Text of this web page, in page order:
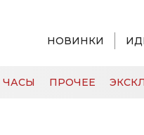
НОВИНКИ
ЧАСЫ ПРОЧЕЕ